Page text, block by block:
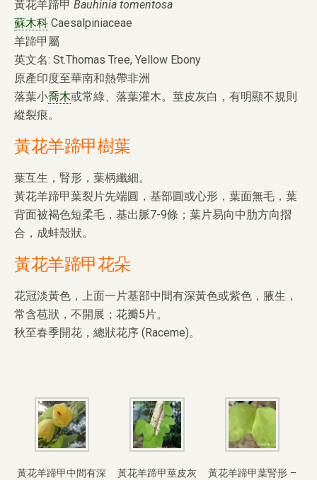
黃花羊蹄甲 Bauhinia tomentosa
蘇木科 Caesalpiniaceae
羊蹄甲屬
英文名: St.Thomas Tree, Yellow Ebony
原產印度至華南和熱帶非洲
落葉小喬木或常綠、落葉灌木。莖皮灰白，有明顯不規則
縱裂痕。
黃花羊蹄甲樹葉
葉互生，腎形，葉柄纖細。
黃花羊蹄甲葉裂片先端圓，基部圓或心形，葉面無毛，葉
背面被褐色短柔毛，基出脈7-9條；葉片易向中肋方向摺
合，成蚌殼狀。
黃花羊蹄甲花朵
花冠淡黃色，上面一片基部中間有深黃色或紫色，腋生，
常含苞狀，不開展；花瓣5片。
秋至春季開花，總狀花序 (Raceme)。
黃花羊蹄甲中間有深
黃花羊蹄甲莖皮灰
黃花羊蹄甲葉腎形 –